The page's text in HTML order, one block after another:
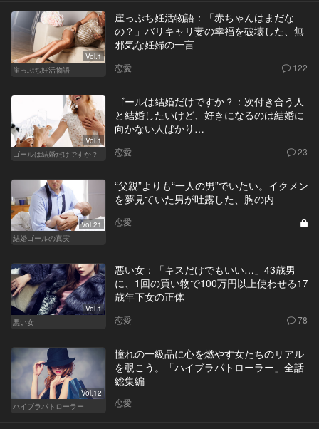
Vol.1
崖っぷち妊活物語
崖っぷち妊活物語：「赤ちゃんはまだな
の？」バリキャリ妻の幸福を破壊した、無
邪気な妊婦の一言
恋愛 122
Vol.1
ゴールは結婚だけですか？
ゴールは結婚だけですか？：次付き合う人
と結婚したいけど、好きになるのは結婚に
向かない人ばかり…
恋愛 23
Vol.21
結婚ゴールの真実
“父親”よりも“一人の男”でいたい。イクメン
を夢見ていた男が吐露した、胸の内
恋愛
Vol.1
悪い女
悪い女：「キスだけでもいい…」43歳男
に、1回の買い物で100万円以上使わせる17
歳年下女の正体
恋愛 78
Vol.12
ハイブラパトローラー
憧れの一級品に心を燃やす女たちのリアル
を覗こう。「ハイブラパトローラー」全話
総集編
恋愛